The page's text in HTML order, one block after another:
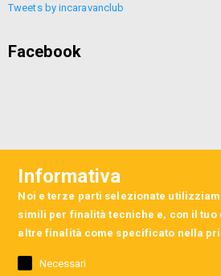
Tweets by incaravanclub
Facebook
Informativa
Noi e terze parti selezionate
simili per finalità tecniche e, con il tuo
altre finalità come specificato nella
Necessari